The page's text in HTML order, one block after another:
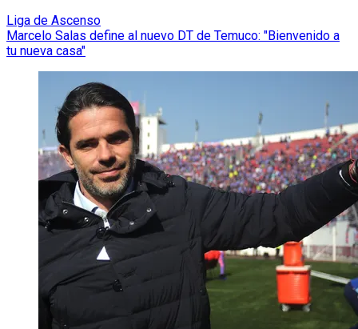
Liga de Ascenso
Marcelo Salas define al nuevo DT de Temuco: "Bienvenido a
tu nueva casa"